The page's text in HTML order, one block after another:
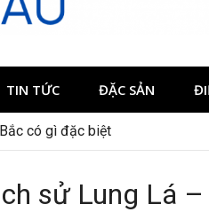
TIN TỨC ĐẶC SẢN
có gì đặc biệt
sử Lung Lá